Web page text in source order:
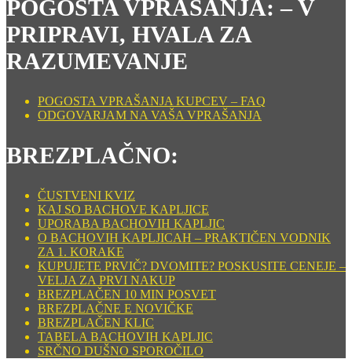
POGOSTA VPRAŠANJA: – V
PRIPRAVI, HVALA ZA
RAZUMEVANJE
POGOSTA VPRAŠANJA KUPCEV – FAQ
ODGOVARJAM NA VAŠA VPRAŠANJA
BREZPLAČNO:
ČUSTVENI KVIZ
KAJ SO BACHOVE KAPLJICE
UPORABA BACHOVIH KAPLJIC
O BACHOVIH KAPLJICAH – PRAKTIČEN VODNIK
ZA 1. KORAKE
KUPUJETE PRVIČ? DVOMITE? POSKUSITE CENEJE –
VELJA ZA PRVI NAKUP
BREZPLAČEN 10 MIN POSVET
BREZPLAČNE E NOVIČKE
BREZPLAČEN KLIC
TABELA BACHOVIH KAPLJIC
SRČNO DUŠNO SPOROČILO